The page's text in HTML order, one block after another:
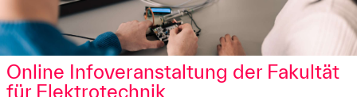
Online Infoveranstaltung der Fakultät
für Elektrotechnik